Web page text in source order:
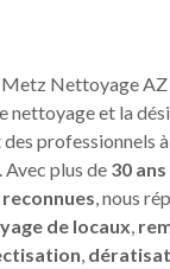
Metz Nettoyage
nettoyage et la
professionnels
plus de 30
, nous
de locaux